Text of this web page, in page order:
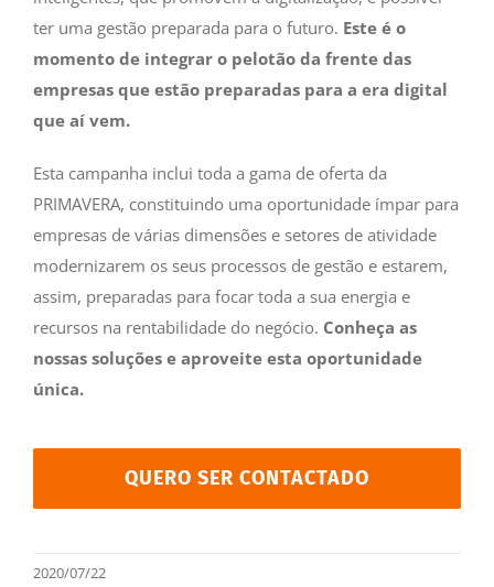
ter uma gestão preparada para o futuro. Este é o
momento de integrar o pelotão da frente das
empresas que estão preparadas para a era digital
que aí vem.
Esta campanha inclui toda a gama de oferta da
PRIMAVERA, constituindo uma oportunidade ímpar para
empresas de várias dimensões e setores de atividade
modernizarem os seus processos de gestão e estarem,
assim, preparadas para focar toda a sua energia e
recursos na rentabilidade do negócio. Conheça as
nossas soluções e aproveite esta oportunidade
única.
QUERO SER CONTACTADO
2020/07/22